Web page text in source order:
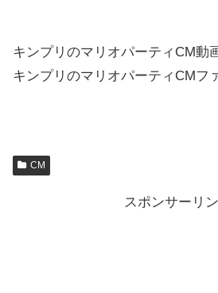
キンプリのマリオパーティCM動
キンプリのマリオパーティCMフ
CM
スポンサーリ